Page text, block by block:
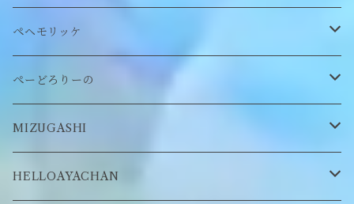
ぬいぐるみヘアピン
缶バッヂ
ロンT
ステッカー・シール
CAP
other
Tシャツ
アクセサリー
雑貨
ピアス/イヤリング
ネックレス
マスクチェーン
ペヘモリッケ
帽子
キーホルダー
ブローチ
ぺーどろりーの
靴下
スタイ
MIZUGASHI
帽子
HELLOAYACHAN